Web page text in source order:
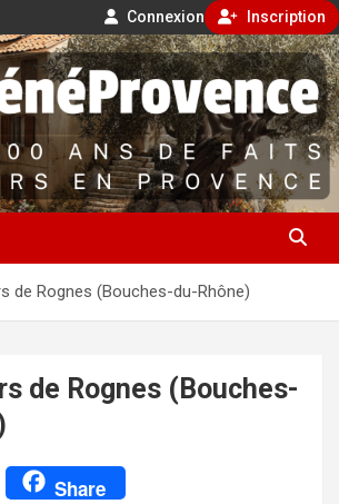
Connexion Inscription
en Provence
de Rognes (Bouches-du-Rhône)
de Rognes (Bouches-
E
Share